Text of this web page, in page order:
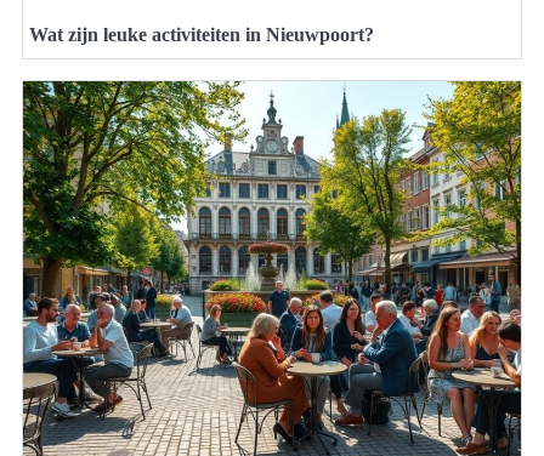
Wat zijn leuke activiteiten in Nieuwpoort?